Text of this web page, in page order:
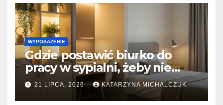
WYPOSAŻENIE
Gdzie postawić biurko do
pracy w sypialni, żeby nie
rezygnować z przytulności?
Pomysły na mikrozoning
21 LIPCA, 2026 KATARZYNA MICHALCZUK